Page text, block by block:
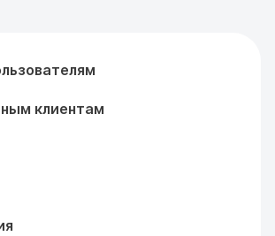
клиентам